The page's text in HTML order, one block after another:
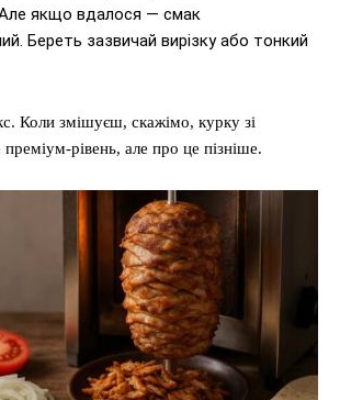
якщо вдалося — смак
Береть зазвичай вирізку або тонкий
Коли змішуєш, скажімо, курку зі
рівень, але про це пізніше.